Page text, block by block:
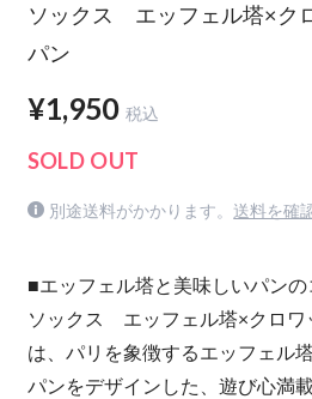
ソックス エッフェル塔×ク
パン
¥1,950 税込
SOLD OUT
別途送料がかかります。 送料を確
■エッフェル塔と美味しいパンの
ソックス エッフェル塔×クロワ
は、パリを象徴するエッフェル
パンをデザインした、遊び心満